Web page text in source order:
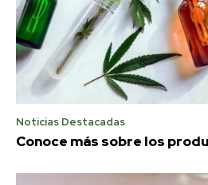
Noticias Destacadas
Conoce más sobre los